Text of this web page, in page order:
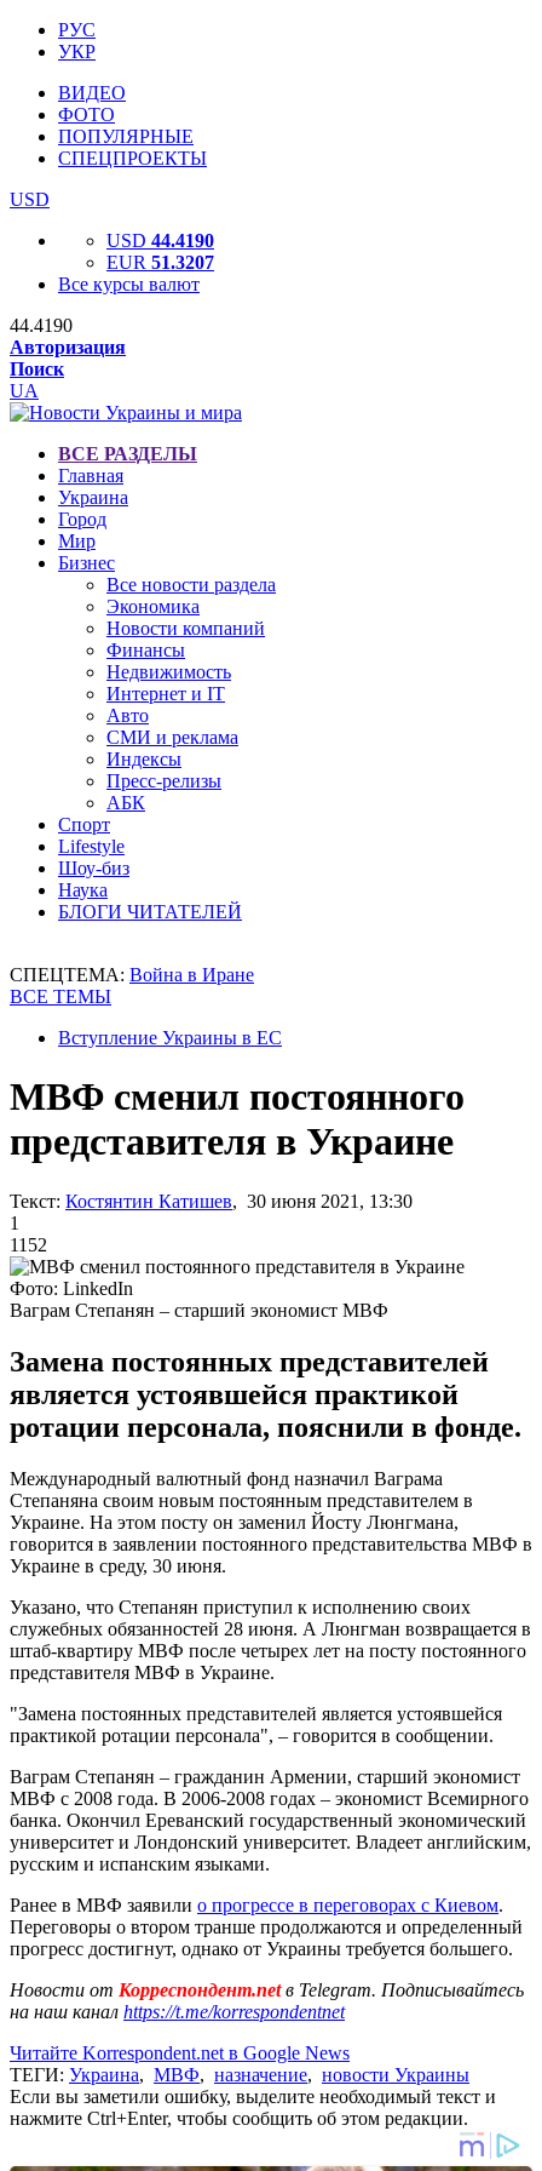
РУС
УКР
ВИДЕО
ФОТО
ПОПУЛЯРНЫЕ
СПЕЦПРОЕКТЫ
USD
USD 44.4190
EUR 51.3207
Все курсы валют
44.4190
Авторизация
Поиск
UA
ВСЕ РАЗДЕЛЫ
Главная
Украина
Город
Мир
Бизнес
Все новости раздела
Экономика
Новости компаний
Финансы
Недвижимость
Интернет и IT
Авто
СМИ и реклама
Индексы
Пресс-релизы
АБК
Спорт
Lifestyle
Шоу-биз
Наука
БЛОГИ ЧИТАТЕЛЕЙ
СПЕЦТЕМА: Война в Иране
ВСЕ ТЕМЫ
Вступление Украины в ЕС
МВФ сменил постоянного
представителя в Украине
Текст: Костянтин Катишев, 30 июня 2021, 13:30
1
1152
Фото: LinkedIn
Ваграм Степанян – старший экономист МВФ
Замена постоянных представителей
является устоявшейся практикой
ротации персонала, пояснили в фонде.
Международный валютный фонд назначил Ваграма
Степаняна своим новым постоянным представителем в
Украине. На этом посту он заменил Йосту Люнгмана,
говорится в заявлении постоянного представительства МВФ в
Украине в среду, 30 июня.
Указано, что Степанян приступил к исполнению своих
служебных обязанностей 28 июня. А Люнгман возвращается в
штаб-квартиру МВФ после четырех лет на посту постоянного
представителя МВФ в Украине.
"Замена постоянных представителей является устоявшейся
практикой ротации персонала", – говорится в сообщении.
Ваграм Степанян – гражданин Армении, старший экономист
МВФ с 2008 года. В 2006-2008 годах – экономист Всемирного
банка. Окончил Ереванский государственный экономический
университет и Лондонский университет. Владеет английским,
русским и испанским языками.
Ранее в МВФ заявили о прогрессе в переговорах с Киевом.
Переговоры о втором транше продолжаются и определенный
прогресс достигнут, однако от Украины требуется большего.
Новости от Корреспондент.netв Telegram. Подписывайтесь
на наш канал https://t.me/korrespondentnet
Читайте Korrespondent.net в Google News
ТЕГИ: Украина, МВФ, назначение, новости Украины
Если вы заметили ошибку, выделите необходимый текст и
нажмите Ctrl+Enter, чтобы сообщить об этом редакции.